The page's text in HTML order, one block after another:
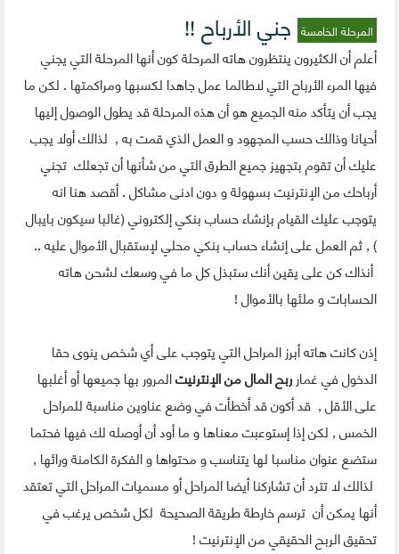
المرحلة الخامسة جني الأرباح!!
أعلم أن الكثيرون ينتظرون هاته المرحلة كون أنها المرحلة التي يجني
فيها المرء الأرباح التي لاطالما عمل جاهدا لكسبها ومراكمتها . لكن ما
يجب أن يتأكد منه الجميع هو أن هذه المرحلة قد يطول الوصول إليها
أحيانا وذالك حسب المجهود و العمل الذي قمت به , لذالك أولا يجب
عليك أن تقوم بتجهيز جميع الطرق التي من شأنها أن تجعلك تجني
أرباحك من الإنترنيت بسهولة و دون ادنى مشاكل . أقصد هنا انه
يتوجب عليك القيام بإنشاء حساب بنكي إلكتروني (غالبا سيكون بايبال
) , ثم العمل على إنشاء حساب بنكي محلي لإستقبال الأموال عليه ..
أنذاك كن على يقين أنك ستبذل كل ما في وسعك لشحن هاته
الحسابات و ملئها بالأموال !
إذن كانت هاته أبرز المراحل التي يتوجب على أي شخص ينوى حقا
الدخول في غمارربح المال من الإنترنيتالمرور بها جميعها أو أغلبها
على الأقل , قد أكون قد أخطأت في وضع عناوين مناسبة للمراحل
الخمس , لكن إذا إستوعبت معناها و ما أود أن أوصله لك فيها فحتما
ستضع عنوان مناسبا لها يتناسب و محتواها و الفكرة الكامنة ورائها ,
لذالك لا تترد أن تشاركنا أيضا المراحل أو مسميات المراحل التي تعتقد
أنها يمكن أن ترسم خارطة طريقة الصحيحة لكل شخص يرغب في
تحقيق الربح الحقيقي من الإنترنيت !